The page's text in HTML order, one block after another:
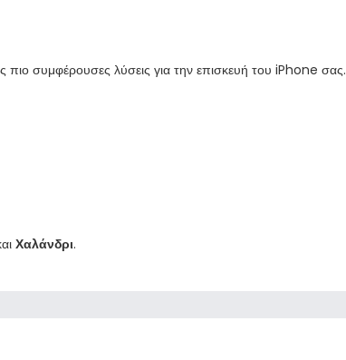
πιο συμφέρουσες λύσεις για την επισκευή του iPhone σας.
Χαλάνδρι.